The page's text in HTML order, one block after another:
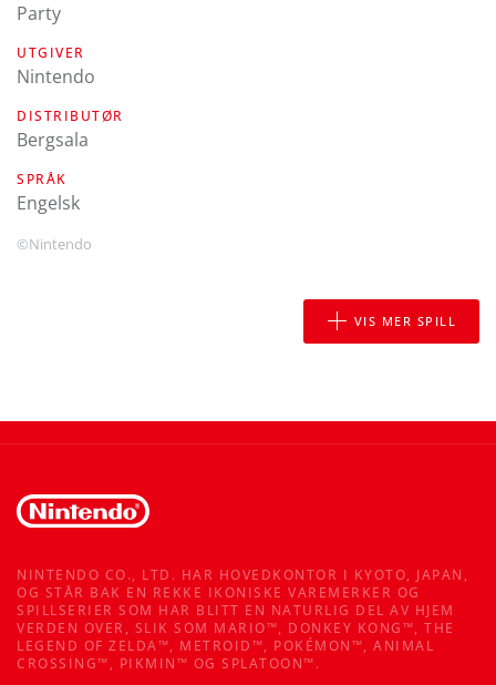
Party
UTGIVER
Nintendo
DISTRIBUTØR
Bergsala
SPRÅK
engelsk
©Nintendo
VIS MER SPILL
NINTENDO CO., LTD. HAR HOVEDKONTOR I KYOTO, JAPAN,
OG STÅR BAK EN REKKE IKONISKE VAREMERKER OG
SPILLSERIER SOM HAR BLITT EN NATURLIG DEL AV HJEM
VERDEN OVER, SLIK SOM MARIO™, DONKEY KONG™, THE
LEGEND OF ZELDA™, METROID™, POKÉMON™, ANIMAL
CROSSING™, PIKMIN™ OG SPLATOON™.